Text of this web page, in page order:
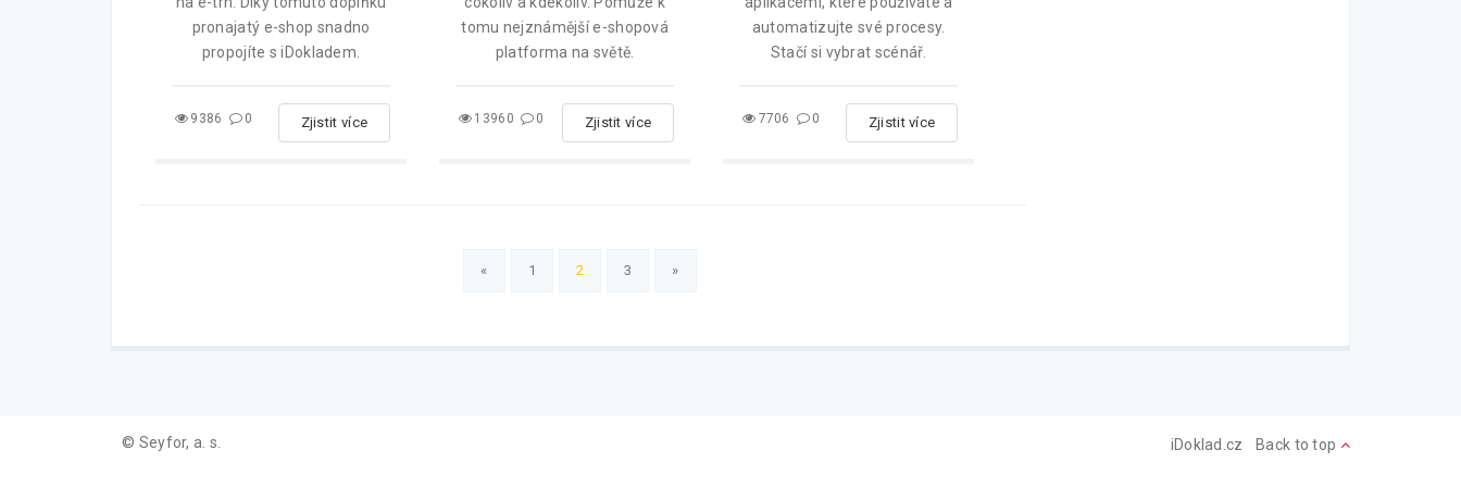
pronajatý e-shop snadno
propojíte s iDokladem.
9386 0 Zjistit více
tomu nejznámější e-shopová
platforma na světě.
13960 0 Zjistit více
automatizujte své procesy.
Stačí si vybrat scénář.
7706 0 Zjistit více
« 1 2 3 »
© Seyfor, a. s. iDoklad.cz Back to top